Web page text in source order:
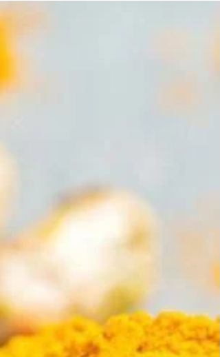
Los beneficios del jengibre en un masaje corporal,
desubre el Pekin Ginger Ritual